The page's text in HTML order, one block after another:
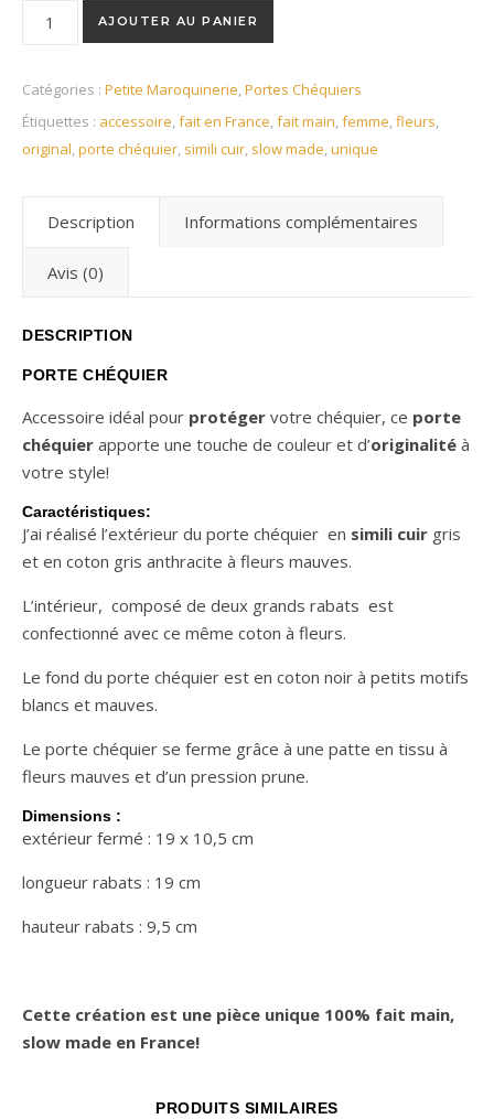
quantité de Porte chéquier femme en simili cuir gris et coton
AJOUTER AU PANIER
Catégories : Petite Maroquinerie,Portes Chéquiers
Étiquettes : accessoire,fait en France,fait main,femme,fleurs,
original,porte chéquier, simili cuir, slow made,unique
Description Informations complémentaires
Avis (0)
DESCRIPTION
PORTE CHÉQUIER
Accessoire idéal pour protéger votre chéquier, ce porte
chéquier apporte une touche de couleur et d’originalité à
votre style!
Caractéristiques:
J’ai réalisé l’extérieur du porte chéquier en simili cuir gris
et en coton gris anthracite à fleurs mauves.
L’intérieur, composé de deux grands rabats est
confectionné avec ce même coton à fleurs.
Le fond du porte chéquier est en coton noir à petits motifs
blancs et mauves.
Le porte chéquier se ferme grâce à une patte en tissu à
fleurs mauves et d’un pression prune.
Dimensions :
extérieur fermé : 19 x 10,5 cm
longueur rabats : 19 cm
hauteur rabats : 9,5 cm
Cette création est une pièce unique 100% fait main,
slow made en France!
PRODUITS SIMILAIRES